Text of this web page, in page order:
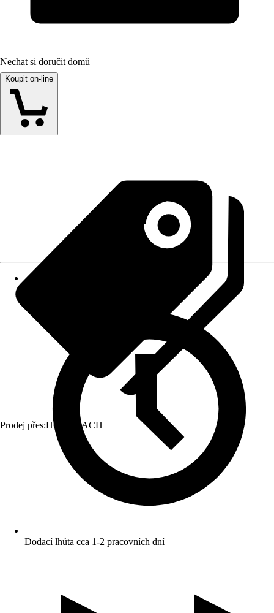
Nechat si doručit domů
Koupit on-line
Prodej přes:HORNBACH
Dodací lhůta cca 1-2 pracovních dní